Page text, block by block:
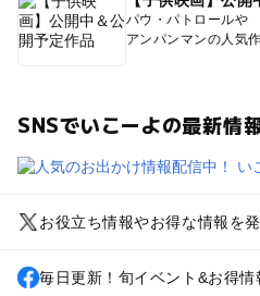
パウ・パトロールや
アンパンマンの人気作
SNSでいこーよの最新情
お役立ち情報やお得な情報を
毎日更新！旬イベント&お得情